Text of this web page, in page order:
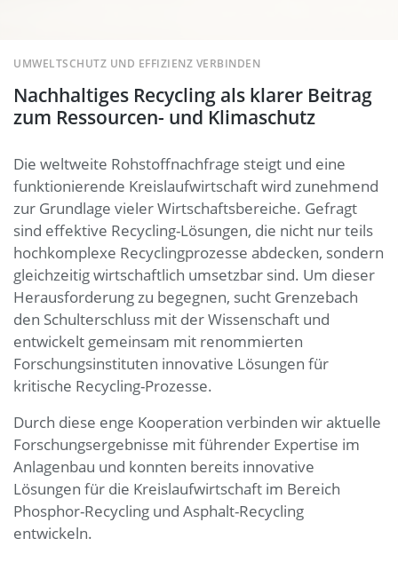
Nachhaltiges Recycling als klarer Beitrag
zum Ressourcen- und Klimaschutz
UMWELTSCHUTZ UND EFFIZIENZ VERBINDEN
Die weltweite Rohstoffnachfrage steigt und eine
funktionierende Kreislaufwirtschaft wird zunehmend
zur Grundlage vieler Wirtschaftsbereiche. Gefragt
sind effektive Recycling-Lösungen, die nicht nur teils
hochkomplexe Recyclingprozesse abdecken, sondern
gleichzeitig wirtschaftlich umsetzbar sind. Um dieser
Herausforderung zu begegnen, sucht Grenzebach
den Schulterschluss mit der Wissenschaft und
entwickelt gemeinsam mit renommierten
Forschungsinstituten innovative Lösungen für
kritische Recycling-Prozesse.
Durch diese enge Kooperation verbinden wir aktuelle
Forschungsergebnisse mit führender Expertise im
Anlagenbau und konnten bereits innovative
Lösungen für die Kreislaufwirtschaft im Bereich
Phosphor-Recycling und Asphalt-Recycling
entwickeln.